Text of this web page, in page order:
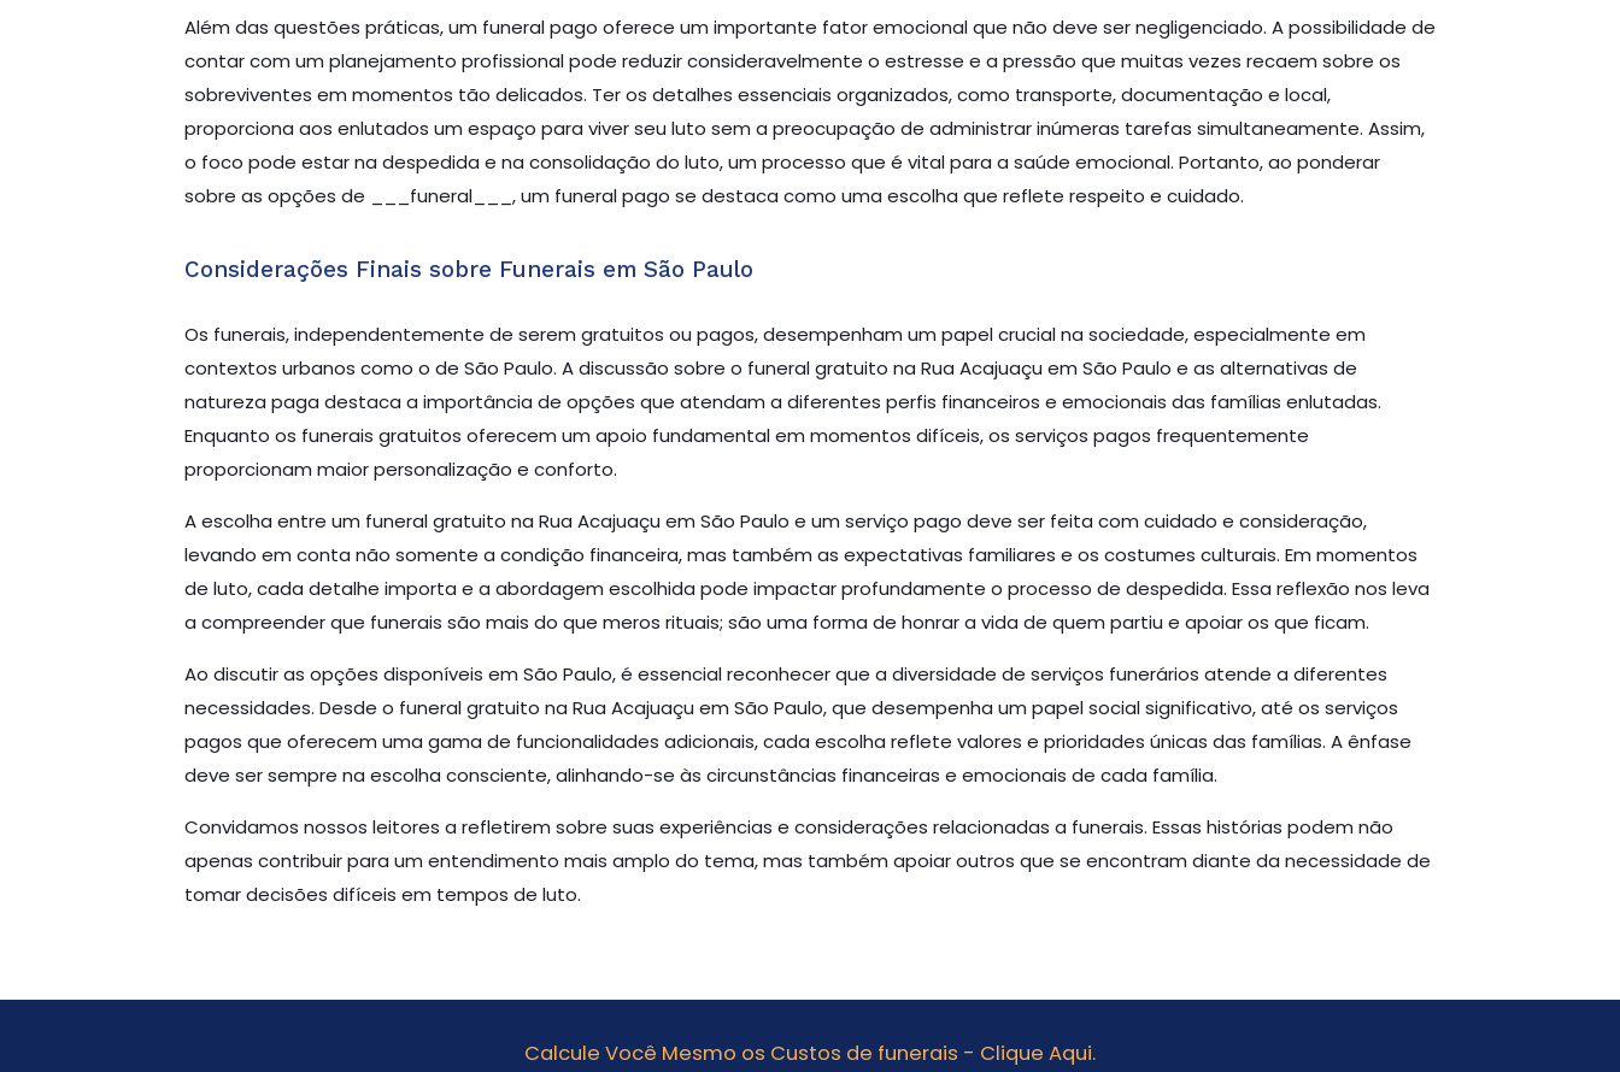
Além das questões práticas, um funeral pago oferece um importante fator emocional que não deve ser negligenciado. A possibilidade de
contar com um planejamento profissional pode reduzir consideravelmente o estresse e a pressão que muitas vezes recaem sobre os
sobreviventes em momentos tão delicados. Ter os detalhes essenciais organizados, como transporte, documentação e local,
proporciona aos enlutados um espaço para viver seu luto sem a preocupação de administrar inúmeras tarefas simultaneamente. Assim,
o foco pode estar na despedida e na consolidação do luto, um processo que é vital para a saúde emocional. Portanto, ao ponderar
sobre as opções de ___funeral___, um funeral pago se destaca como uma escolha que reflete respeito e cuidado.
Considerações Finais sobre Funerais em São Paulo
Os funerais, independentemente de serem gratuitos ou pagos, desempenham um papel crucial na sociedade, especialmente em
contextos urbanos como o de São Paulo. A discussão sobre o funeral gratuito na Rua Acajuaçu em São Paulo e as alternativas de
natureza paga destaca a importância de opções que atendam a diferentes perfis financeiros e emocionais das famílias enlutadas.
Enquanto os funerais gratuitos oferecem um apoio fundamental em momentos difíceis, os serviços pagos frequentemente
proporcionam maior personalização e conforto.
A escolha entre um funeral gratuito na Rua Acajuaçu em São Paulo e um serviço pago deve ser feita com cuidado e consideração,
levando em conta não somente a condição financeira, mas também as expectativas familiares e os costumes culturais. Em momentos
de luto, cada detalhe importa e a abordagem escolhida pode impactar profundamente o processo de despedida. Essa reflexão nos leva
a compreender que funerais são mais do que meros rituais; são uma forma de honrar a vida de quem partiu e apoiar os que ficam.
Ao discutir as opções disponíveis em São Paulo, é essencial reconhecer que a diversidade de serviços funerários atende a diferentes
necessidades. Desde o funeral gratuito na Rua Acajuaçu em São Paulo, que desempenha um papel social significativo, até os serviços
pagos que oferecem uma gama de funcionalidades adicionais, cada escolha reflete valores e prioridades únicas das famílias. A ênfase
deve ser sempre na escolha consciente, alinhando-se às circunstâncias financeiras e emocionais de cada família.
Convidamos nossos leitores a refletirem sobre suas experiências e considerações relacionadas a funerais. Essas histórias podem não
apenas contribuir para um entendimento mais amplo do tema, mas também apoiar outros que se encontram diante da necessidade de
tomar decisões difíceis em tempos de luto.
Calcule Você Mesmo os Custos de funerais - Clique Aqui.